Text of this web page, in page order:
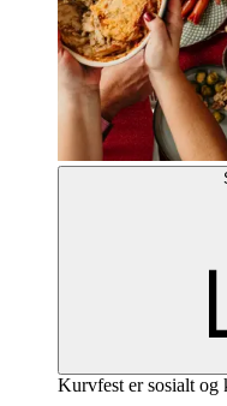
Kurvfest er sosialt og